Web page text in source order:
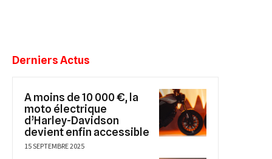
Derniers Actus
A moins de 10 000 €, la
moto électrique
d’Harley-Davidson
devient enfin accessible
15 SEPTEMBRE 2025